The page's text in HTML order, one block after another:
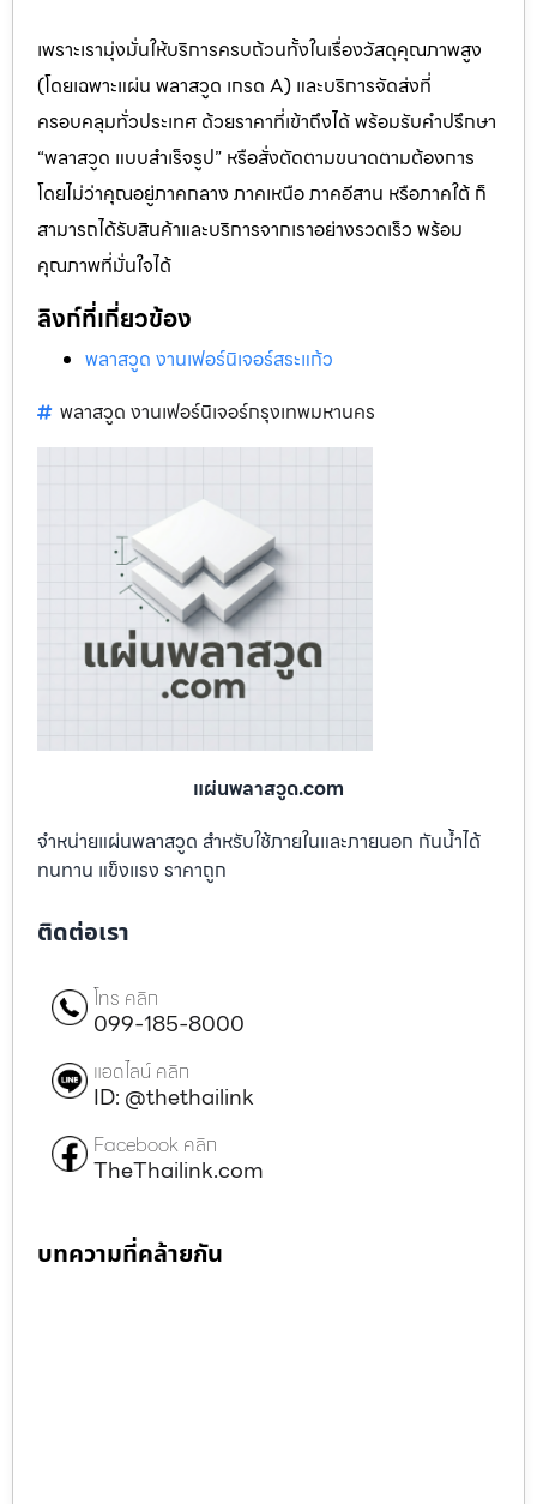
เพราะเรามุ่งมั่นให้บริการครบถ้วนทั้งในเรื่องวัสดุคุณภาพสูง
(โดยเฉพาะแผ่น พลาสวูด เกรด A) และบริการจัดส่งที่
ครอบคลุมทั่วประเทศ ด้วยราคาที่เข้าถึงได้ พร้อมรับคำปรึกษา
“พลาสวูด แบบสำเร็จรูป” หรือสั่งตัดตามขนาดตามต้องการ
โดยไม่ว่าคุณอยู่ภาคกลาง ภาคเหนือ ภาคอีสาน หรือภาคใต้ ก็
สามารถได้รับสินค้าและบริการจากเราอย่างรวดเร็ว พร้อม
คุณภาพที่มั่นใจได้
ลิงก์ที่เกี่ยวข้อง
พลาสวูด งานเฟอร์นิเจอร์สระแก้ว
พลาสวูด งานเฟอร์นิเจอร์กรุงเทพมหานคร
แผ่นพลาสวูด.com
จำหน่ายแผ่นพลาสวูด สำหรับใช้ภายในและภายนอก กันน้ำได้
ทนทาน แข็งแรง ราคาถูก
ติดต่อเรา
โทร คลิก
099-185-8000
แอดไลน์ คลิก
ID: @thethailink
Facebook คลิก
TheThailink.com
บทความที่คล้ายกัน